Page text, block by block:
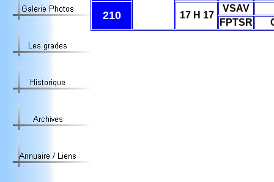
210 17 H 17
VSAV
FPTSR